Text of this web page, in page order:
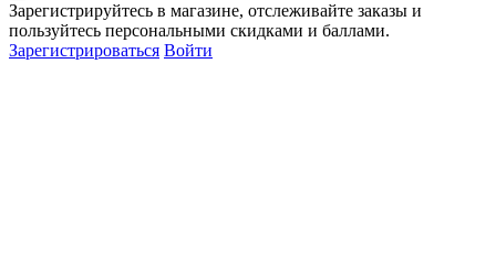
Зарегистрируйтесь в магазине, отслеживайте заказы и
пользуйтесь персональными скидками и баллами.
Зарегистрироваться Войти